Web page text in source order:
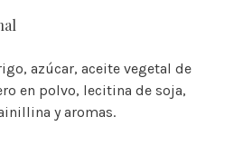
azúcar, aceite vegetal de
en polvo, lecitina de soja,
y aromas.